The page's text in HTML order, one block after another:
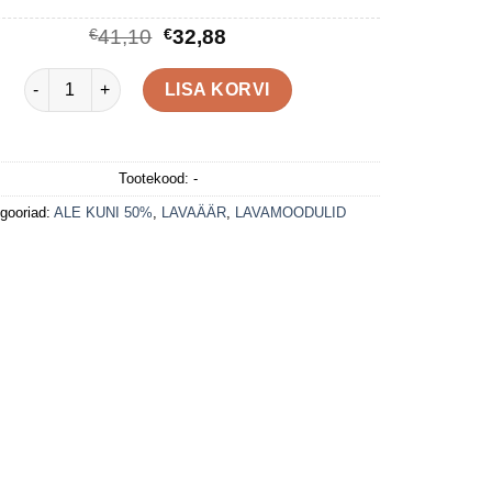
€41,10 Algne
oli:
€41,10.
€32,88
on:
€32,88.
Lavaäär 40x140 LEPP kogus
LISA KORVI
Tootekood: -
ALE KUNI 50% LAVAÄÄR, LAVAMOODULID